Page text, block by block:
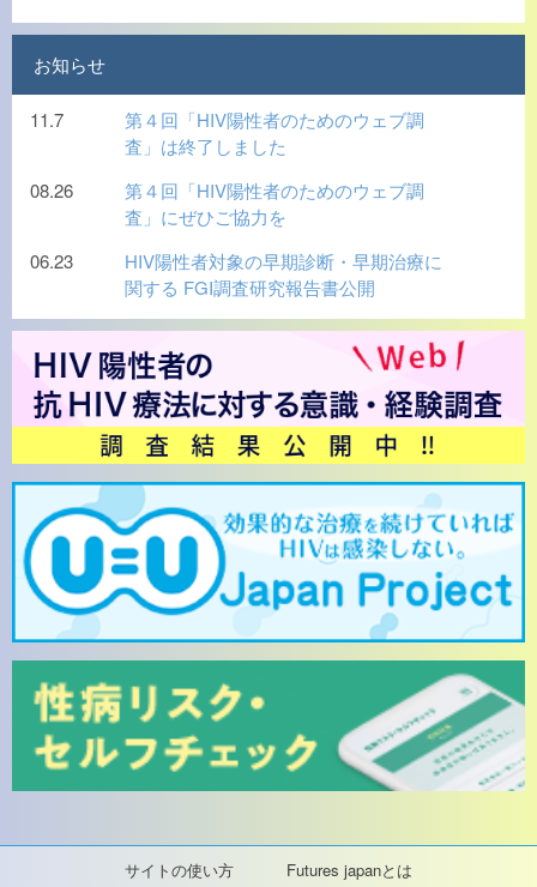
サイトの使い方 Futures japanとは
お知らせ
11.7
第４回「HIV陽性者のためのウェブ調
査」は終了しました
08.26
第４回「HIV陽性者のためのウェブ調
査」にぜひご協力を
06.23
HIV陽性者対象の早期診断・早期治療に
関する FGI調査研究報告書公開